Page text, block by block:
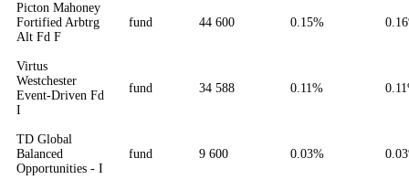
Picton Mahoney
Fortified Arbtrg
Alt Fd F
fund 44 600 0.15%
Virtus
Westchester
Event-Driven Fd
I
fund 34 588 0.11%
TD Global
Balanced
Opportunities - I
fund 9 600 0.03%